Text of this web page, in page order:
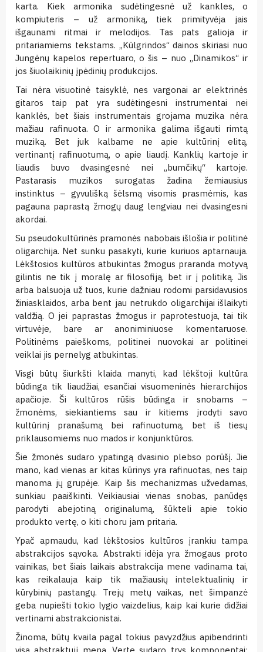
karta. Kiek armonika sudėtingesnė už kankles, o
kompiuteris – už armoniką, tiek primityvėja jais
išgaunami ritmai ir melodijos. Tas pats galioja ir
pritariamiems tekstams. „Kūlgrindos“ dainos skiriasi nuo
Jungėnų kapelos repertuaro, o šis – nuo „Dinamikos“ ir
jos šiuolaikinių įpėdinių produkcijos.
Tai nėra visuotinė taisyklė, nes vargonai ar elektrinės
gitaros taip pat yra sudėtingesni instrumentai nei
kanklės, bet šiais instrumentais grojama muzika nėra
mažiau rafinuota. O ir armonika galima išgauti rimtą
muziką. Bet juk kalbame ne apie kultūrinį elitą,
vertinantį rafinuotumą, o apie liaudį. Kanklių kartoje ir
liaudis buvo dvasingesnė nei „bumčikų“ kartoje.
Pastarasis muzikos surogatas žadina žemiausius
instinktus – gyvulišką šėlsmą visomis prasmėmis, kas
pagauna paprastą žmogų daug lengviau nei dvasingesni
akordai.
Su pseudokultūrinės pramonės nabobais išlošia ir politinė
oligarchija. Net sunku pasakyti, kurie kuriuos aptarnauja.
Lėkštosios kultūros atbukintas žmogus praranda motyvą
gilintis ne tik į moralę ar filosofiją, bet ir į politiką. Jis
arba balsuoja už tuos, kurie dažniau rodomi parsidavusios
žiniasklaidos, arba bent jau netrukdo oligarchijai išlaikyti
valdžią. O jei paprastas žmogus ir paprotestuoja, tai tik
virtuvėje, bare ar anoniminiuose komentaruose.
Politinėms paieškoms, politinei nuovokai ar politinei
veiklai jis pernelyg atbukintas.
Visgi būtų šiurkšti klaida manyti, kad lėkštoji kultūra
būdinga tik liaudžiai, esančiai visuomeninės hierarchijos
apačioje. Ši kultūros rūšis būdinga ir snobams –
žmonėms, siekiantiems sau ir kitiems įrodyti savo
kultūrinį pranašumą bei rafinuotumą, bet iš tiesų
priklausomiems nuo mados ir konjunktūros.
Šie žmonės sudaro ypatingą dvasinio plebso porūšį. Jie
mano, kad vienas ar kitas kūrinys yra rafinuotas, nes taip
manoma jų grupėje. Kaip šis mechanizmas užvedamas,
sunkiau paaiškinti. Veikiausiai vienas snobas, panūdęs
parodyti abejotiną originalumą, šūkteli apie tokio
produkto vertę, o kiti choru jam pritaria.
Ypač apmaudu, kad lėkštosios kultūros įrankiu tampa
abstrakcijos sąvoka. Abstrakti idėja yra žmogaus proto
vainikas, bet šiais laikais abstrakcija mene vadinama tai,
kas reikalauja kaip tik mažiausių intelektualinių ir
kūrybinių pastangų. Trejų metų vaikas, net šimpanzė
geba nupiešti tokio lygio vaizdelius, kaip kai kurie didžiai
vertinami abstrakcionistai.
Žinoma, būtų kvaila pagal tokius pavyzdžius apibendrinti